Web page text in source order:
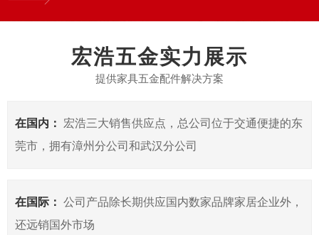
宏浩五金实力展示
提供家具五金配件解决方案
在国内：
宏浩三大销售供应点，总公司位于交通便捷的东
莞市，拥有漳州分公司和武汉分公司
在国际： 公司产品除长期供应国内数家品牌家居企业外，
还远销国外市场